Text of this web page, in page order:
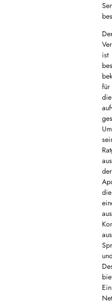
ist
für
die
aus
der
die
aus
Ein